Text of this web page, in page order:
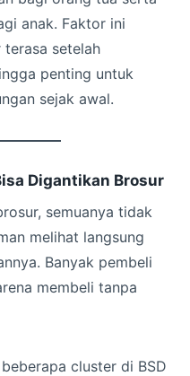
anak. Faktor ini
setelah
penting untuk
sejak awal.
Digantikan Brosur
semuanya tidak
melihat langsung
Banyak pembeli
membeli tanpa
cluster di BSD